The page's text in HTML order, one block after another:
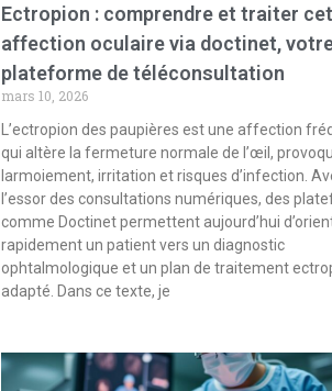
Ectropion : comprendre et traiter
affection oculaire via doctinet,
plateforme de téléconsultation
mars 10, 2026
L’ectropion des paupières est une affection
qui altère la fermeture normale de l’œil,
larmoiement, irritation et risques d’infection.
l’essor des consultations numériques, des
comme Doctinet permettent aujourd’hui
rapidement un patient vers un diagnostic
ophtalmologique et un plan de traitement
adapté. Dans ce texte, je